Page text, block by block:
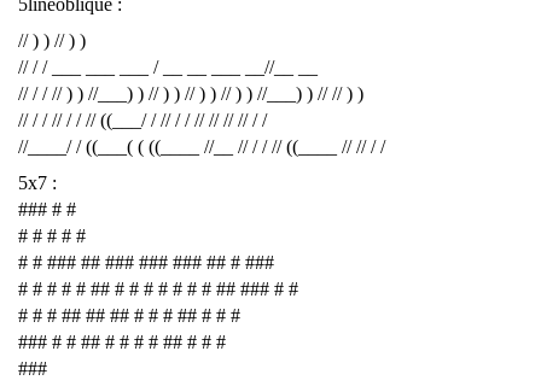
// ) ) // ) )
// / / ___ ___ ___ / __ __ ___ __//__ __
// / / // ) ) //___) ) // ) ) // ) ) // ) ) //___) ) // // ) )
// / / // / / // ((___/ / // / / // // // // / /
//____/ / ((___( ( ((____ //__ // / / // ((____ // // / /
5x7 :
### # #
# # # # #
# # ### ## ### ### ### ## # ###
# # # # # ## # # # # # # # ## ### # #
# # # ## ## ## # # # ## # # #
### # # ## # # # # ## # # #
###